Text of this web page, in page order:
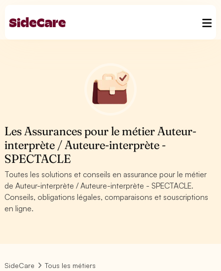
Les Assurances pour le métier Auteur-
interprète / Auteure-interprète -
SPECTACLE
Toutes les solutions et conseils en assurance pour le métier
de Auteur-interprète / Auteure-interprète - SPECTACLE.
Conseils, obligations légales, comparaisons et souscriptions
en ligne.
SideCare
Tous les métiers